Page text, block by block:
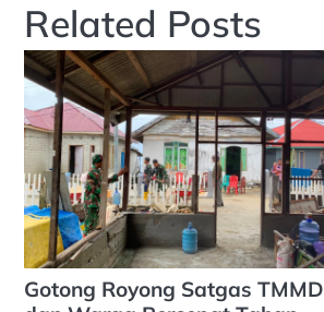
Related Posts
Gotong Royong Satgas TMMD